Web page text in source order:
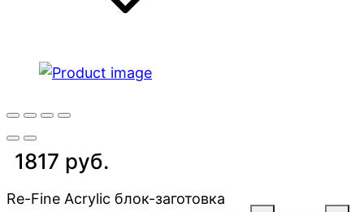
1817 руб.
Re-Fine Acrylic блок-заготовка